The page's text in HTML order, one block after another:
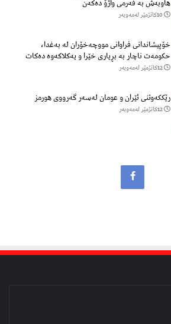
هاوبەش بە فەرمی واژۆ دەکەن
10كاتژمێر لەمەوبەر
خۆپیشاندانی فراوانی مووچەخۆران لە بەغدا،
حکومەت ناچار بە بڕیاری خێرا و یەکلاکەوە دەکات
12كاتژمێر لەمەوبەر
رێککەوتنی ئێران و عومان لەسەر گەرووی هورمز
12كاتژمێر لەمەوبەر